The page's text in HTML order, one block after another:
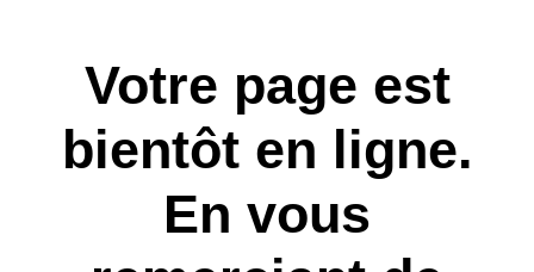
Votre page est
bientôt en ligne.
En vous